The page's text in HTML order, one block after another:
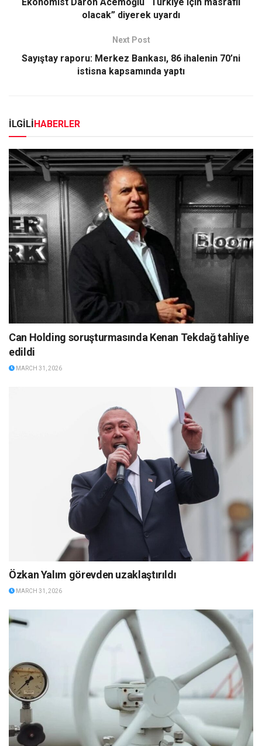
olacak” diyerek uyardı
Next Post
Sayıştay raporu: Merkez Bankası, 86 ihalenin 70’ni
istisna kapsamında yaptı
İLGİLİHABERLER
Can Holding soruşturmasında Kenan Tekdağ tahliye
edildi
MARCH 31, 2026
Özkan Yalım görevden uzaklaştırıldı
MARCH 31, 2026